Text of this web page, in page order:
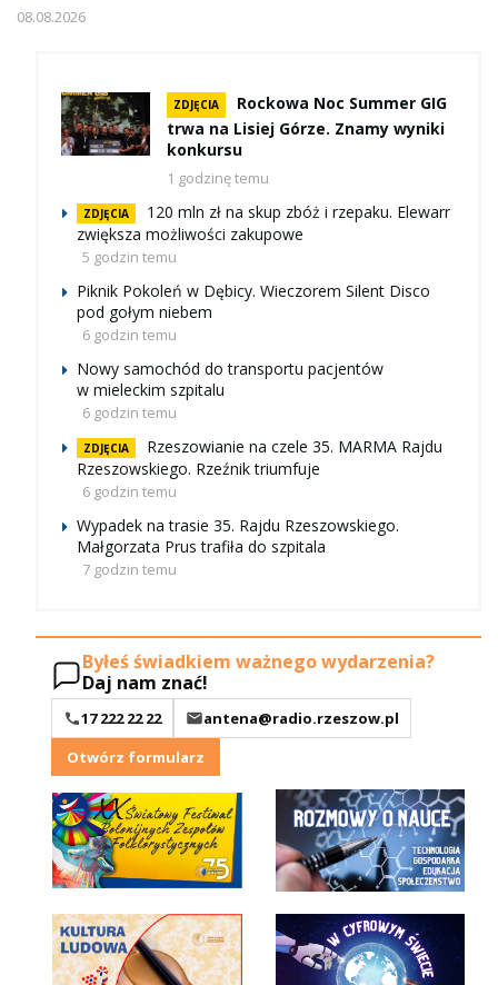
08.08.2026
ZDJĘCIA
Rockowa Noc Summer GIG
trwa na Lisiej Górze. Znamy wyniki
konkursu
1 godzinę temu
ZDJĘCIA
120 mln zł na skup zbóż i rzepaku. Elewarr
zwiększa możliwości zakupowe
5 godzin temu
Piknik Pokoleń w Dębicy. Wieczorem Silent Disco
pod gołym niebem
6 godzin temu
Nowy samochód do transportu pacjentów
w mieleckim szpitalu
6 godzin temu
ZDJĘCIA
Rzeszowianie na czele 35. MARMA Rajdu
Rzeszowskiego. Rzeźnik triumfuje
6 godzin temu
Wypadek na trasie 35. Rajdu Rzeszowskiego.
Małgorzata Prus trafiła do szpitala
7 godzin temu
Byłeś świadkiem ważnego wydarzenia?
Daj nam znać!
17 222 22 22
antena@radio.rzeszow.pl
Otwórz formularz